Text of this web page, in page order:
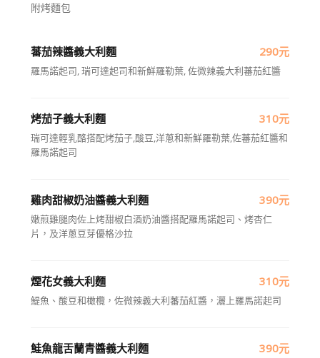
附烤麵包
蕃茄辣醬義大利麵 290元
羅馬諾起司, 瑞可達起司和新鮮羅勒葉, 佐微辣義大利蕃茄紅醬
烤茄子義大利麵 310元
瑞可達輕乳酪搭配烤茄子,酸豆,洋蔥和新鮮羅勒葉,佐蕃茄紅醬和
羅馬諾起司
雞肉甜椒奶油醬義大利麵 390元
嫩煎雞腿肉佐上烤甜椒白酒奶油醬搭配羅馬諾起司、烤杏仁
片，及洋蔥豆芽優格沙拉
煙花女義大利麵 310元
鯷魚、酸豆和橄欖，佐微辣義大利蕃茄紅醬，灑上羅馬諾起司
鮭魚龍舌蘭青醬義大利麵 390元